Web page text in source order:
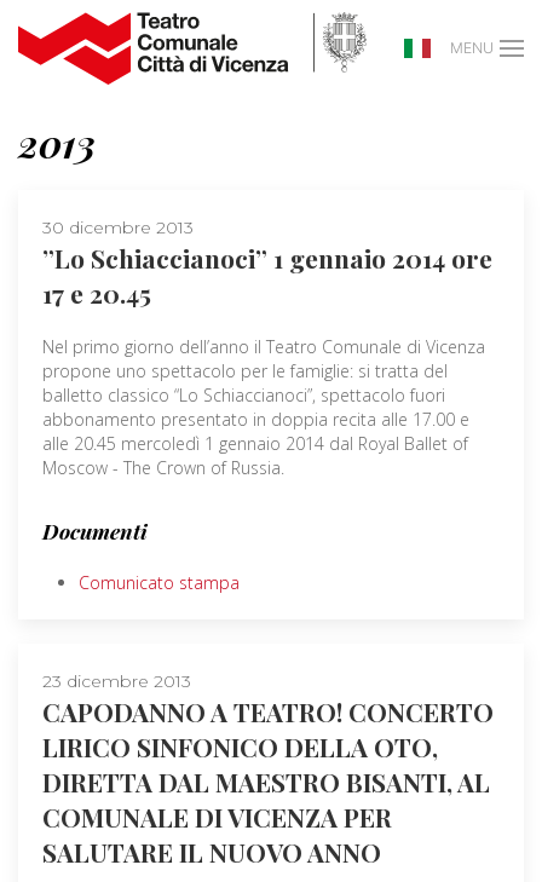
MENU
2013
30 dicembre 2013
”Lo Schiaccianoci” 1 gennaio 2014 ore
17 e 20.45
Nel primo giorno dell’anno il Teatro Comunale di Vicenza
propone uno spettacolo per le famiglie: si tratta del
balletto classico “Lo Schiaccianoci”, spettacolo fuori
abbonamento presentato in doppia recita alle 17.00 e
alle 20.45 mercoledì 1 gennaio 2014 dal Royal Ballet of
Moscow - The Crown of Russia.
Documenti
Comunicato stampa
23 dicembre 2013
CAPODANNO A TEATRO! CONCERTO
LIRICO SINFONICO DELLA OTO,
DIRETTA DAL MAESTRO BISANTI, AL
COMUNALE DI VICENZA PER
SALUTARE IL NUOVO ANNO